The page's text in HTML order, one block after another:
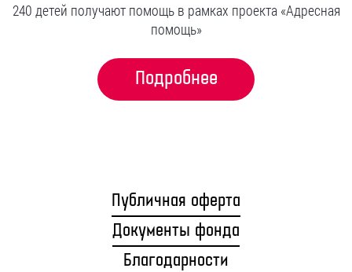
240 детей получают помощь в рамках проекта «Адресная
помощь»
Подробнее
Публичная оферта
Документы фонда
Благодарности